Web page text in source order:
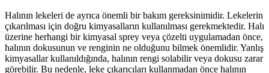
Halının lekeleri de ayrıca önemli bir bakım gereksinimidir. Lekelerin
çıkarılması için doğru kimyasalların kullanılması gerekmektedir. Halı
üzerine herhangi bir kimyasal sprey veya çözelti uygulamadan önce,
halının dokusunun ve renginin ne olduğunu bilmek önemlidir. Yanlış
kimyasallar kullanıldığında, halının rengi solabilir veya dokusu zarar
görebilir. Bu nedenle, leke çıkarıcıları kullanmadan önce halının